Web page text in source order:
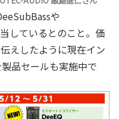
や
しているとのこと。価
えしたように現在イン
品セールも実施中で